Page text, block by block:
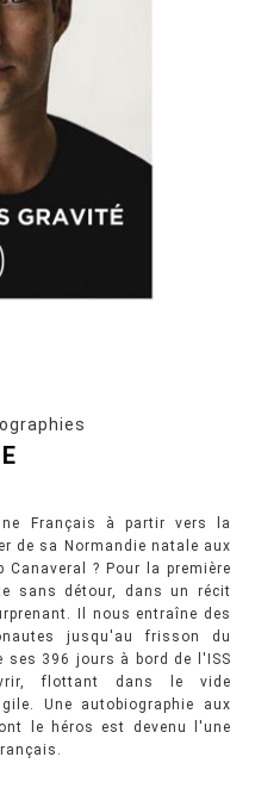
Français à partir vers la
de sa Normandie natale aux
? Pour la première
sans détour, dans un récit
Il nous entraîne des
jusqu'au frisson du
ses 396 jours à bord de l'ISS
flottant dans le vide
Une autobiographie aux
le héros est devenu l'une